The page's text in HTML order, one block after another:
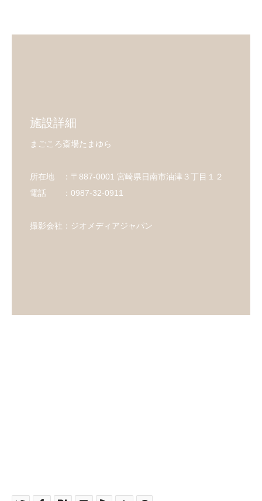
施設詳細
まごころ斎場たまゆら
所在地 ：〒887-0001 宮崎県日南市油津３丁目１２
電話 ：0987-32-0911
撮影会社：ジオメディアジャパン